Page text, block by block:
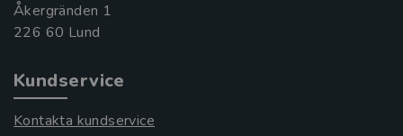
Åkergränden 1
Kundservice
Kontakta kundservice